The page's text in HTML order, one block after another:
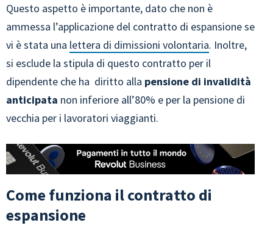
Questo aspetto è importante, dato che non è
ammessa l’applicazione del contratto di espansione se
vi è stata una lettera di dimissioni volontaria. Inoltre,
si esclude la stipula di questo contratto per il
dipendente che ha diritto alla pensione di invalidità
anticipata non inferiore all’80% e per la pensione di
vecchia per i lavoratori viaggianti.
Come funziona il contratto di
espansione